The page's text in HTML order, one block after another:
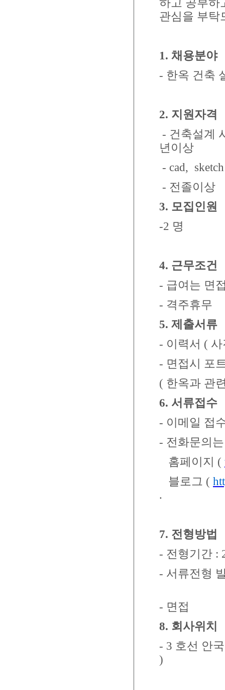
하고 공부
관심을 부탁
1. 채용분야
- 한옥 건축
2. 지원자격
- 건축설계
년이상
- cad,
- 전졸이상
3. 모집인원
-2 명
4. 근무조건
- 급여는 면
- 격주휴무
5. 제출서류
- 이력서 (
- 면접시 포
( 한옥과 관
6. 서류접수
- 이메일 접
- 전화문의
홈페이지 (
블로그 (
.
7. 전형방법
- 전형기간 :
- 서류전형
- 면접
8. 회사위치
- 3 호선 안
)